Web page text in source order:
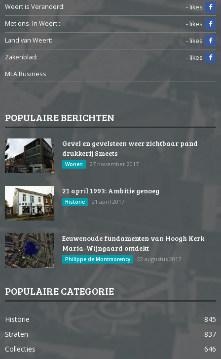
Weert is Veranderd:
- likes
Met ons. In Weert.:
- likes
Land van Weert:
- likes
Zakenblad:
- likes
MLA Business
POPULAIRE BERICHTEN
Gevel en gevelsteen weer zichtbaar pand
drukkerij Smeets
Wonen 27 november 2017
21 april 1993: Ambitie genoeg
Historie 21 april 2017
Eeuwenoude fundamenten van Hoogh Kerk
Maria-Wijngaard ontdekt
Philippe de Montmorency 22 augustus 2017
POPULAIRE CATEGORIE
Historie
845
Straten
837
Collecties
646